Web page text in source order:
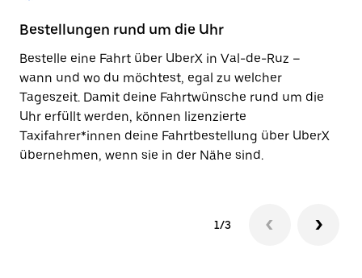
Bestellungen rund um die Uhr
Bestelle eine Fahrt über UberX in Val-de-Ruz –
wann und wo du möchtest, egal zu welcher
Tageszeit. Damit deine Fahrtwünsche rund um die
Uhr erfüllt werden, können lizenzierte
Taxifahrer*innen deine Fahrtbestellung über UberX
übernehmen, wenn sie in der Nähe sind.
1/3